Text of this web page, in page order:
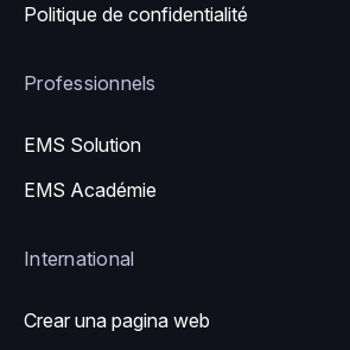
Politique de confidentialité
Professionnels
EMS Solution
EMS Académie
International
Crear una pagina web